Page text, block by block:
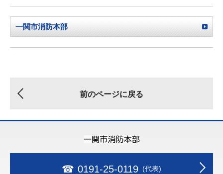
一関市消防本部
前のページに戻る
☎ 0191-25-0119 (代表)